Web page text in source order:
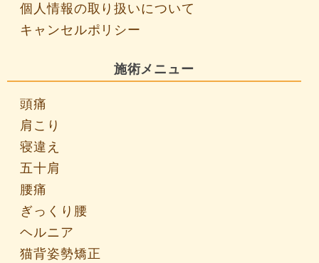
個人情報の取り扱いについて
キャンセルポリシー
施術メニュー
頭痛
肩こり
寝違え
五十肩
腰痛
ぎっくり腰
ヘルニア
猫背姿勢矯正